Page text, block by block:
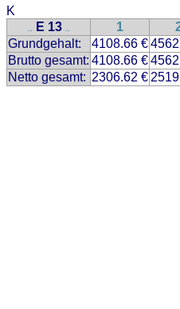
K
.. E 13 .. 1
Grundgehalt:
4108.66 €
Brutto gesamt: 4108.66 €
Netto gesamt: 2306.62 €